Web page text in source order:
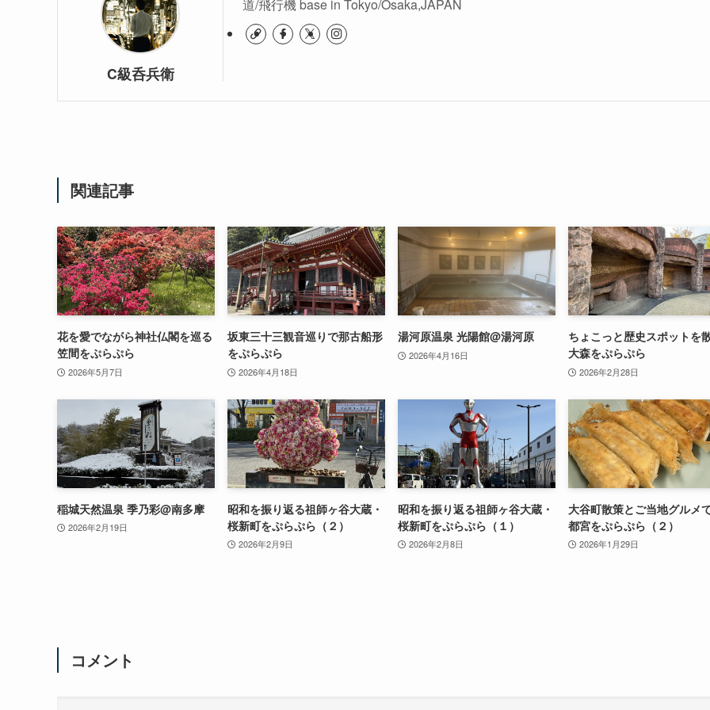
C級呑兵衛
道/飛行機 base in Tokyo/Osaka,JAPAN
関連記事
花を愛でながら神社仏閣を巡る
笠間をぷらぷら
2026年5月7日
坂東三十三観音巡りで那古船形
をぷらぷら
2026年4月18日
湯河原温泉 光陽館@湯河原
2026年4月16日
ちょこっと歴史スポットを
大森をぷらぷら
2026年2月28日
稲城天然温泉 季乃彩@南多摩
2026年2月19日
昭和を振り返る祖師ヶ谷大蔵・
桜新町をぷらぷら（２）
2026年2月9日
昭和を振り返る祖師ヶ谷大蔵・
桜新町をぷらぷら（１）
2026年2月8日
大谷町散策とご当地グルメ
都宮をぷらぷら（２）
2026年1月29日
コメント